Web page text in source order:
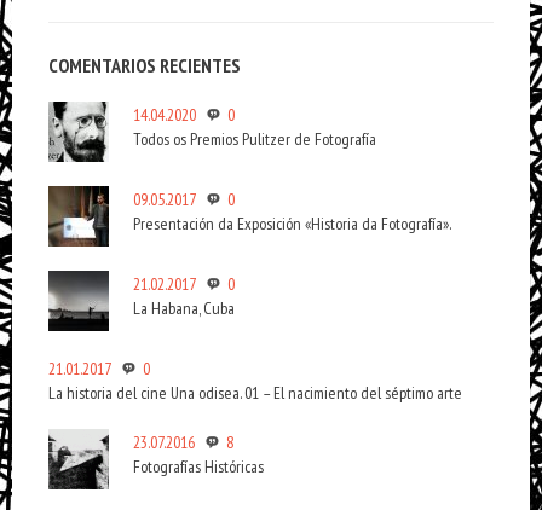
COMENTARIOS RECIENTES
14.04.2020
0
Todos os Premios Pulitzer de Fotografía
09.05.2017
0
Presentación da Exposición «Historia da Fotografía».
21.02.2017
0
La Habana, Cuba
21.01.2017
0
La historia del cine Una odisea. 01 – El nacimiento del séptimo arte
23.07.2016
8
Fotografías Históricas